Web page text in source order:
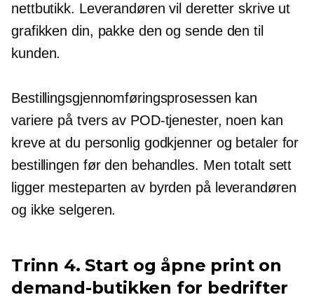
nettbutikk. Leverandøren vil deretter skrive ut
grafikken din, pakke den og sende den til
kunden.
Bestillingsgjennomføringsprosessen kan
variere på tvers av POD-tjenester, noen kan
kreve at du personlig godkjenner og betaler for
bestillingen før den behandles. Men totalt sett
ligger mesteparten av byrden på leverandøren
og ikke selgeren.
Trinn 4. Start og åpne print on
demand-butikken for bedrifter